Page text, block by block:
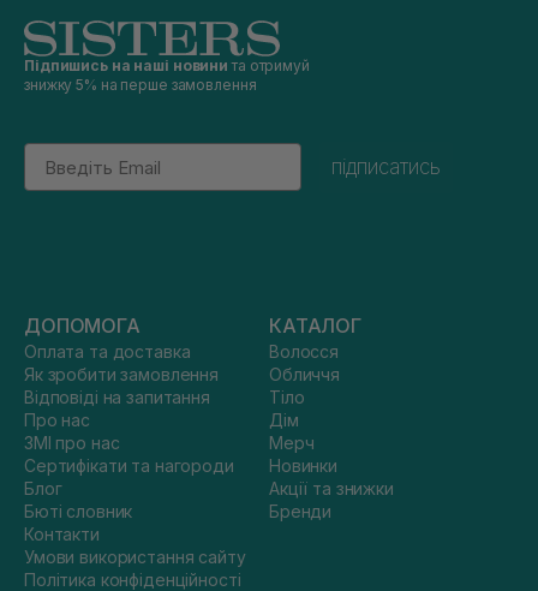
Підпишись на наші новини та отримуй
знижку 5% на перше замовлення
Email
підписатись
ДОПОМОГА
Оплата та доставка
Як зробити замовлення
Відповіді на запитання
Про нас
ЗМІ про нас
Сертифікати та нагороди
Блог
Бюті словник
Контакти
Умови використання сайту
Політика конфіденційності
КАТАЛОГ
Волосся
Обличчя
Тіло
Дім
Мерч
Новинки
Акції та знижки
Бренди